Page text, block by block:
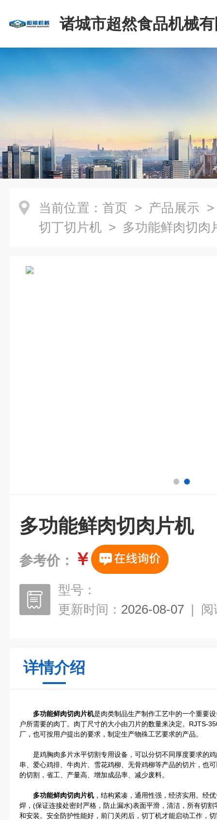
诸城市超然食品机械
当前位置： 首页 > 产品展示
切丁切片机 > 多功能鲜肉切肉
多功能鲜肉切肉片机
参考价： ￥
型号：
更新时间： 2026-08-07 | 阅
详情介绍
多功能鲜肉切肉片机是肉类制品生产制作工艺中的一个重要
户所需要的肉丁。肉丁尺寸的大小由刀片的数量来决定。RJTS-
厂，也可按用户提出的要求，制定生产物殊工艺要求的产品。
是鸡胸肉多片水平切割专用设备，可以分切不同厚度要求的鸡
串、爱心鸡排、牛肉片、雪花鸡柳、无骨鸡柳等产品的切片，也
的切割，省工、产量高、增加成品率、减少废料。
多功能鲜肉切肉片机，结构紧凑，通用性强，经济实用。经
焊，(保证连接处密封严格，防止漏水)表面平滑，清洁，所有切
和安装。安全防护性能好，前门关闭后，切丁机才能启动工作，